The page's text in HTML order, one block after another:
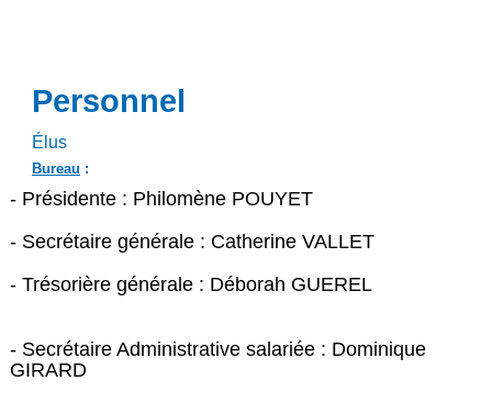
Personnel
Élus
Bureau :
- Présidente : Philomène POUYET
- Secrétaire générale : Catherine VALLET
- Trésorière générale : Déborah GUEREL
- Secrétaire Administrative salariée : Dominique
GIRARD